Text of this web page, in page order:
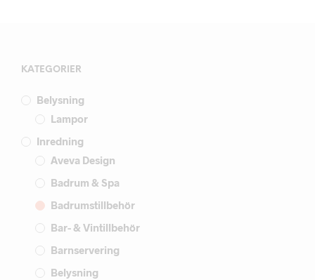
KATEGORIER
Belysning
Lampor
Inredning
Aveva Design
Badrum & Spa
Badrumstillbehör
Bar- & Vintillbehör
Barnservering
Belysning